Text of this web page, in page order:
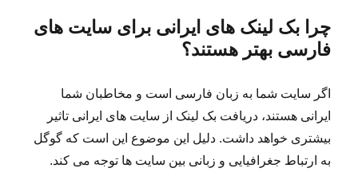
چرا بک لینک های ایرانی برای سایت های
فارسی بهتر هستند؟
اگر سایت شما به زبان فارسی است و مخاطبان شما
ایرانی هستند، دریافت بک لینک از سایت های ایرانی تاثیر
بیشتری خواهد داشت. دلیل این موضوع این است که گوگل
به ارتباط جغرافیایی و زبانی بین سایت ها توجه می کند.